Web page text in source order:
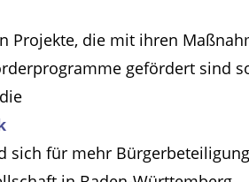
Projekte, die mit ihren
gefördert sind
sich für mehr